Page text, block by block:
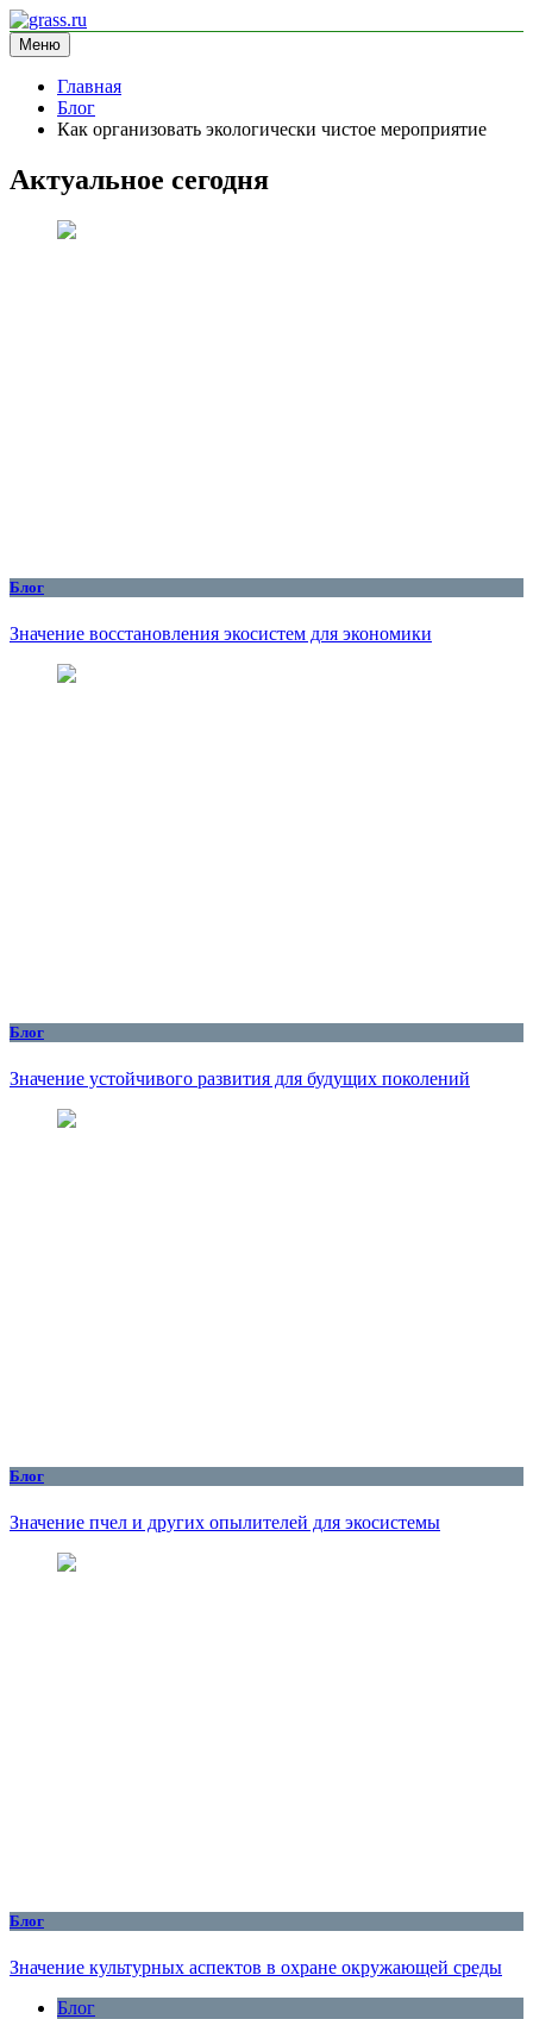
Перейти
к
содержимому
grass.ru
блог про экологию
Меню
Главная
Блог
Как организовать экологически чистое мероприятие
Актуальное сегодня
Блог
Значение восстановления экосистем для экономики
Блог
Значение устойчивого развития для будущих поколений
Блог
Значение пчел и других опылителей для экосистемы
Блог
Значение культурных аспектов в охране окружающей среды
Блог